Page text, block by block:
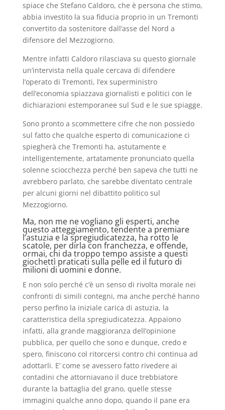
spiace che Stefano Caldoro, che è persona che stimo,
abbia investito la sua fiducia proprio in un Tremonti
convertito da sostenitore dall’asse del Nord a
difensore del Mezzogiorno.
Mentre infatti Caldoro rilasciava su questo giornale
un’intervista nella quale cercava di difendere
l’operato di Tremonti, l’ex superministro
dell’economia spiazzava giornalisti e politici con le
dichiarazioni estemporanee sul Sud e le sue spiagge.
Sono pronto a scommettere cifre che non possiedo
sul fatto che qualche esperto di comunicazione ci
spiegherà che Tremonti ha, astutamente e
intelligentemente, artatamente pronunciato quella
solenne sciocchezza perché ben sapeva che tutti ne
avrebbero parlato, che sarebbe diventato centrale
per alcuni giorni nel dibattito politico sul
Mezzogiorno.
Ma, non me ne vogliano gli esperti, anche
questo atteggiamento, tendente a premiare
l’astuzia e la spregiudicatezza, ha rotto le
scatole, per dirla con franchezza, e offende,
ormai, chi da troppo tempo assiste a questi
giochettì praticati sulla pelle ed il futuro di
milioni di uomini e donne.
E non solo perché c’è un senso di rivolta morale nei
confronti di simili contegni, ma anche perché hanno
perso perfino la iniziale carica di astuzia, la
caratteristica della spregiudicatezza. Appaiono
infatti, alla grande maggioranza dell’opinione
pubblica, per quello che sono e dunque, credo e
spero, finiscono col ritorcersi contro chi continua ad
adottarli. E’ come se avessero fatto rivedere ai
contadini che attorniavano il duce trebbiatore
durante la battaglia del grano, quelle stesse
immagini qualche anno dopo, quando il pane era